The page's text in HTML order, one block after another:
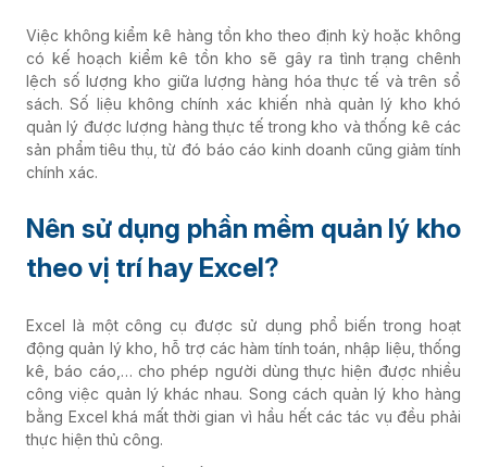
Việc không kiểm kê hàng tồn kho theo định kỳ hoặc không
có kế hoạch kiểm kê tồn kho sẽ gây ra tình trạng chênh
lệch số lượng kho giữa lượng hàng hóa thực tế và trên sổ
sách. Số liệu không chính xác khiến nhà quản lý khokhó
quản lý được lượng hàng thực tế trong kho và thống kê các
sản phẩm tiêu thụ, từ đó báo cáo kinh doanh cũng giảm tính
chính xác.
Nên sử dụng phần mềm quản lý kho
theo vị trí hay Excel?
Excel là một công cụ được sử dụng phổ biến trong hoạt
động quản lý kho, hỗ trợ các hàm tính toán, nhập liệu, thống
kê, báo cáo,… cho phép người dùng thực hiện được nhiều
công việc quản lý khác nhau. Song cách quản lý kho hàng
bằng Excel khá mất thời gian vì hầu hết các tác vụ đều phải
thực hiện thủ công.